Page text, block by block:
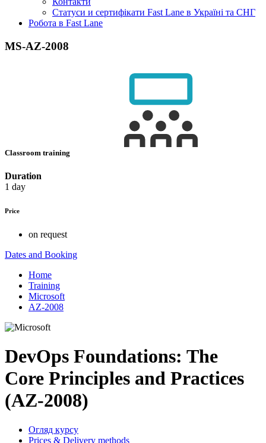
Статуси и сертифікати Fast Lane в Україні та СНГ
Робота в Fast Lane
MS-AZ-2008
Classroom training
Duration
1 day
Price
on request
Dates and Booking
Home
Training
Microsoft
AZ-2008
DevOps Foundations: The
Core Principles and Practices
(AZ-2008)
Огляд курсу
Prices & Delivery methods